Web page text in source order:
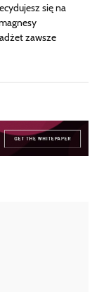
się na
zawsze